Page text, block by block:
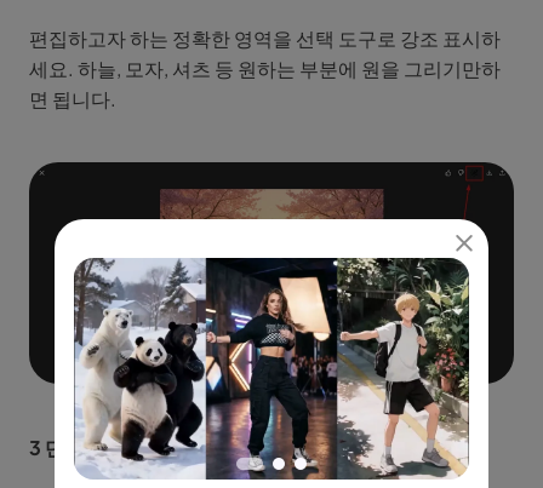
편집하고자 하는 정확한 영역을 선택 도구로 강조 표시하
세요. 하늘, 모자, 셔츠 등 원하는 부분에 원을 그리기만하
면 됩니다.
3 단계: 프롬프트 입력하기